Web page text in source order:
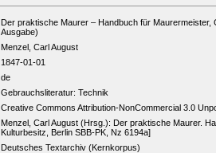
Der praktische Maurer – Handbuch für Maurermeister,
Ausgabe)
Menzel, Carl August
1847-01-01
de
Gebrauchsliteratur: Technik
Creative Commons Attribution-NonCommercial 3.0
Menzel, Carl August (Hrsg.): Der praktische Maurer.
Kulturbesitz, Berlin SBB-PK, Nz 6194a]
Deutsches Textarchiv (Kernkorpus)